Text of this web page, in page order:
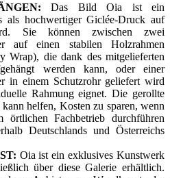
Das Bild Oia ist ein
als hochwertiger Giclée-Druck auf
Sie können zwischen zwei
auf einen stabilen Holzrahmen
Wrap), die dank des mitgelieferten
werden kann, oder einer
in einem Schutzrohr geliefert wird
Rahmung eignet. Die gerollte
helfen, Kosten zu sparen, wenn
Fachbetrieb durchführen
Deutschlands und Österreichs
Oia ist ein exklusives Kunstwerk
über diese Galerie erhältlich.